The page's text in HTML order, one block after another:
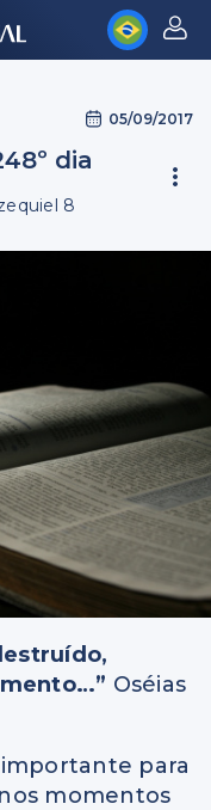
05/09/2017
dia
8
Oséias
para
momentos